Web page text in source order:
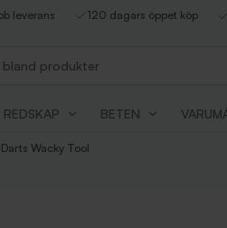
leverans 120 dagars öppet köp
REDSKAP BETEN
Darts Wacky Tool